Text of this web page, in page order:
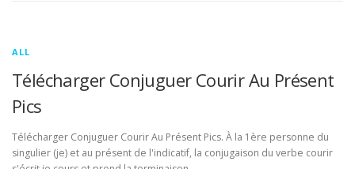
ALL
Télécharger Conjuguer Courir Au Présent
Pics
Télécharger Conjuguer Courir Au Présent Pics. À la 1ère personne du
singulier (je) et au présent de l'indicatif, la conjugaison du verbe courir